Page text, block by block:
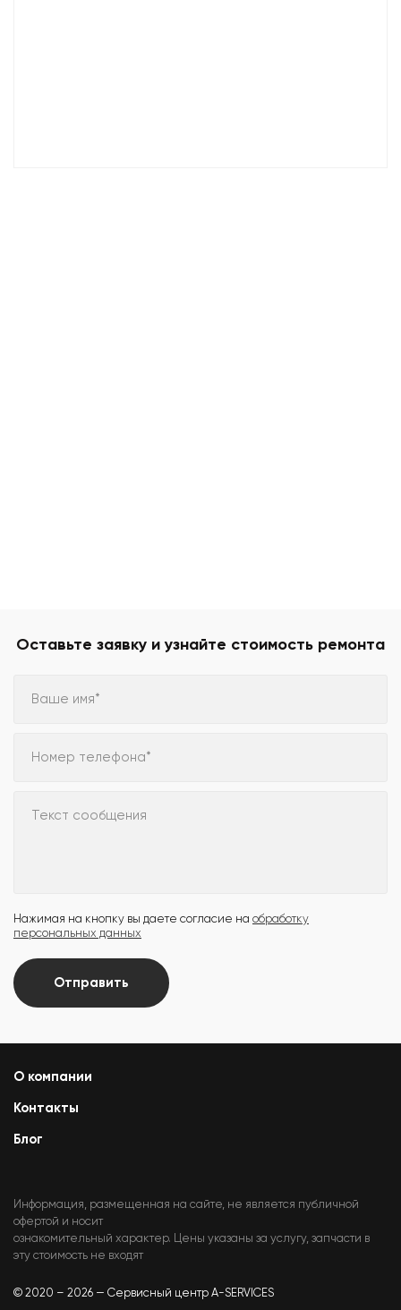
Оставьте заявку и узнайте стоимость ремонта
Ваше имя*
Номер телефона*
Текст сообщения
Нажимая на кнопку вы даете согласие на обработку
персональных данных
Отправить
О компании
Контакты
Блог
Информация, размещенная на сайте, не является публичной
офертой и носит
ознакомительный характер. Цены указаны за услугу, запчасти в
эту стоимость не входят
© 2020 – 2026 — Сервисный центр A-SERVICES